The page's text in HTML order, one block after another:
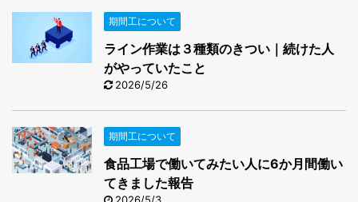
期間工について
ライン作業は３種類のきつい｜続けた人
がやっていたこと
2026/5/26
期間工について
食品工場で働いてみたい人に6か月間働い
てきました報告